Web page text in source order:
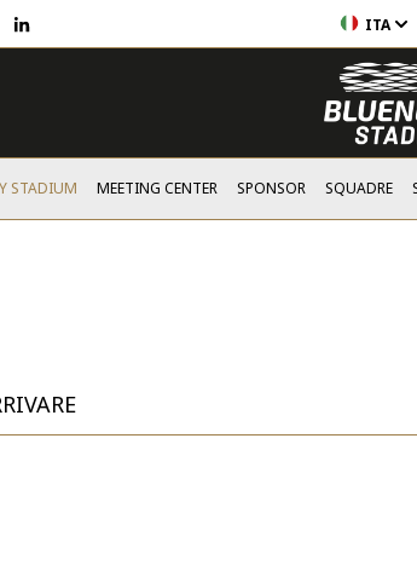
linkedin ITA
STADIUM MEETING CENTER SPONSOR SQUADRE